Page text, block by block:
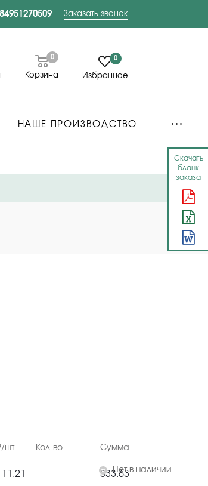
Скачать
бланк
заказа
84951270509 Заказать звонок
Корзина
0 0
Избранное
НАШЕ ПРОИЗВОДСТВО
шт Кол-во Сумма
111.21 333.63
Нет в наличии